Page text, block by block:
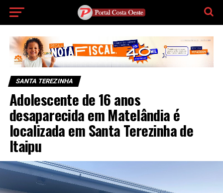
SANTA TEREZINHA
Adolescente de 16 anos
desaparecida em Matelândia é
localizada em Santa Terezinha de
Itaipu